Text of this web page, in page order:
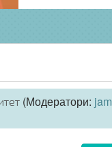
(Модератори: jam